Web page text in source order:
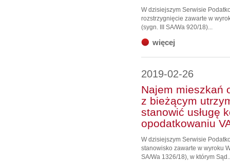
W dzisiejszym Serwisie
rozstrzygnięcie zawarte w
(sygn. III SA/Wa 920/18)...
więcej
2019-02-26
Najem mieszkań
z bieżącym
stanowić usługę
opodatkowaniu
W dzisiejszym Serwisie
stanowisko zawarte w wyroku
SA/Wa 1326/18), w którym